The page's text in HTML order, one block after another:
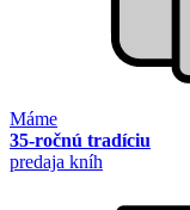
Máme
35-ročnú tradíciu
predaja kníh